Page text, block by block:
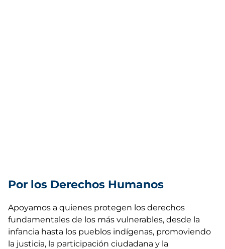
Por los Derechos Humanos
Apoyamos a quienes protegen los derechos
fundamentales de los más vulnerables, desde la
infancia hasta los pueblos indígenas, promoviendo
la justicia, la participación ciudadana y la